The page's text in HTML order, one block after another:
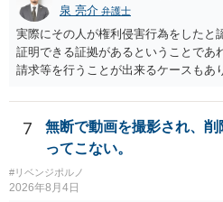
泉 亮介 弁護士
実際にその人が権利侵害行為をしたと
証明できる証拠があるということであ
請求等を行うことが出来るケースもあ
に個別に相談されると良いでしょう。
7
無断で動画を撮影され、
ってこない。
#リベンジポルノ
2026年8月4日